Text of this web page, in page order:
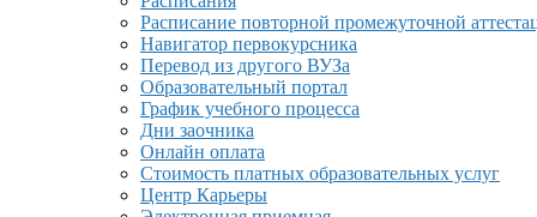
Расписание повторной промежуточной
Навигатор первокурсника
Перевод из другого ВУЗа
Образовательный портал
График учебного процесса
Дни заочника
Онлайн оплата
Стоимость платных образовательных услуг
Центр Карьеры